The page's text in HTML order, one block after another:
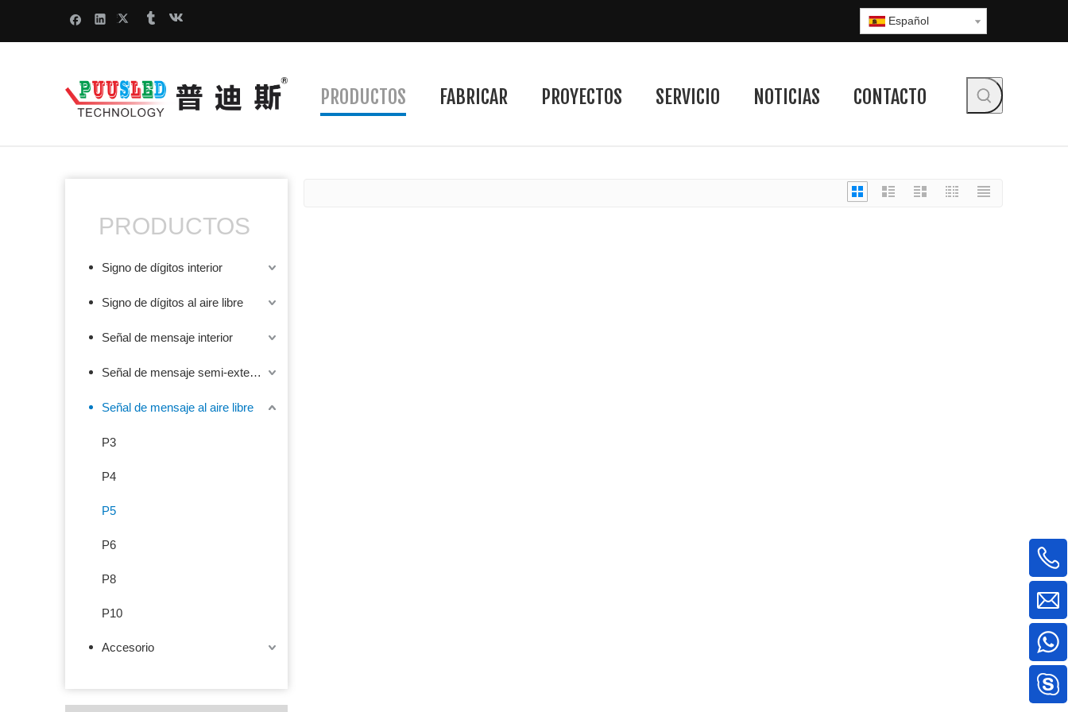
Español
PRODUCTOS FABRICAR PROYECTOS SERVICIO NOTICIAS CONTACTO
PRODUCTOS
Signo de dígitos interior
Signo de dígitos al aire libre
Señal de mensaje interior
Señal de mensaje semi-exterior
Señal de mensaje al aire libre
P3
P4
P5
P6
P8
P10
Accesorio